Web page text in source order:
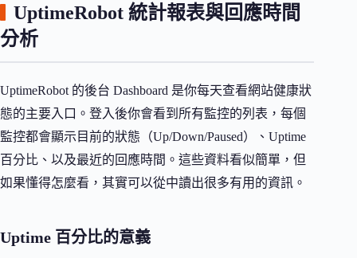
UptimeRobot 統計報表與回應時間
分析
UptimeRobot 的後台 Dashboard 是你每天查看網站健康狀
態的主要入口。登入後你會看到所有監控的列表，每個
監控都會顯示目前的狀態（Up/Down/Paused）、Uptime
百分比、以及最近的回應時間。這些資料看似簡單，但
如果懂得怎麼看，其實可以從中讀出很多有用的資訊。
Uptime 百分比的意義